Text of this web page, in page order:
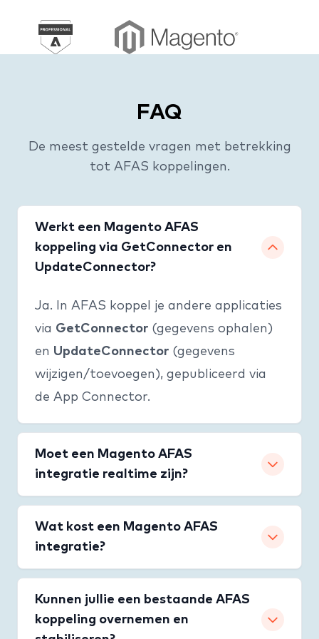
FAQ
De meest gestelde vragen met betrekking
tot AFAS koppelingen.
Werkt een Magento AFAS
koppeling via GetConnector en
UpdateConnector?
Ja. In AFAS koppel je andere applicaties
via GetConnector (gegevens ophalen)
en UpdateConnector (gegevens
wijzigen/toevoegen), gepubliceerd via
de App Connector.
Moet een Magento AFAS
integratie realtime zijn?
frequente synchronisatie nuttig zijn;
We adviseren per datastroom wat
technisch én procesmatig het beste is.
Wat kost een Magento AFAS
integratie?
koppeling vs maatwerk, (2)
datastromen
Kunnen jullie een bestaande AFAS
koppeling overnemen en